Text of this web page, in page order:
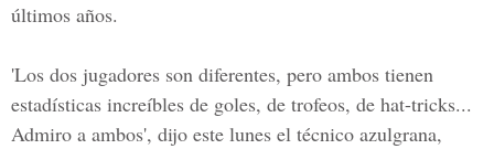
últimos años.
'Los dos jugadores son diferentes, pero ambos tienen
estadísticas increíbles de goles, de trofeos, de hat-tricks...
Admiro a ambos', dijo este lunes el técnico azulgrana,